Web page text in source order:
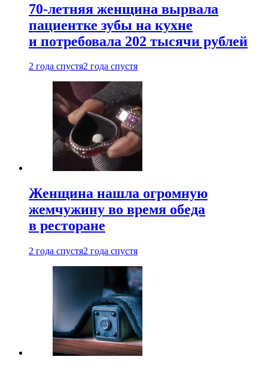
70-летняя женщина вырвала
пациентке зубы на кухне
и потребовала 202 тысячи рублей
2 года спустя2 года спустя
Женщина нашла огромную
жемчужину во время обеда
в ресторане
2 года спустя2 года спустя